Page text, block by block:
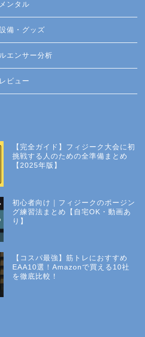
ンタル
備・グッズ
エンサー分析
ビュー
【完全ガイド】フィジーク大会に初
挑戦する人のための全準備まとめ
【2025年版】
初心者向け｜フィジークのポージン
グ練習法まとめ【自宅OK・動画あ
り】
【コスパ最強】筋トレにおすすめ
EAA10選！Amazonで買える10社
を徹底比較！